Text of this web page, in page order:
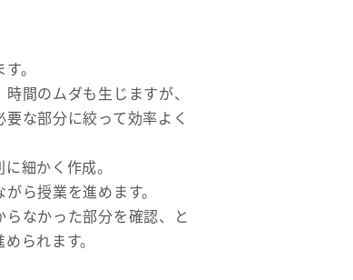
。
間のムダも生じますが、
な部分に絞って効率よく
細かく作成。
ら授業を進めます。
なかった部分を確認、と
られます。